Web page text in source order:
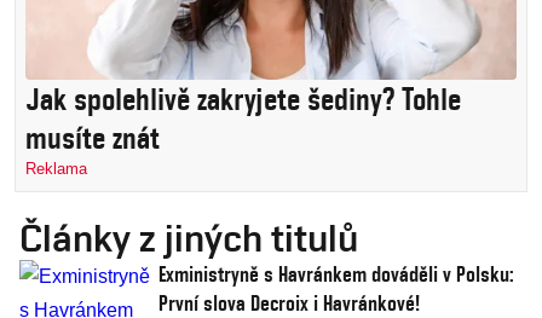
Jak spolehlivě zakryjete šediny? Tohle
musíte znát
Reklama
Články z jiných titulů
Exministryně s Havránkem dováděli v Polsku:
První slova Decroix i Havránkové!